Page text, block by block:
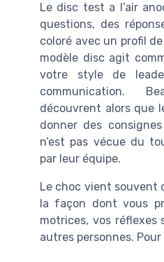
Le disc test a l’air
questions, des
coloré avec un profil
modèle disc agit
votre style de
communication.
découvrent alors que
donner des
n’est pas vécue du
par leur équipe.
Le choc vient souvent
la façon dont vous
motrices, vos
autres personnes.